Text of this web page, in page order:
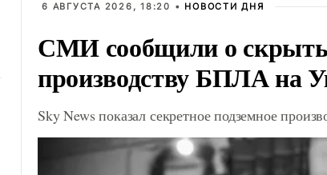
6 АВГУСТА 2026, 18:20 • НОВОСТИ ДНЯ
СМИ сообщили о
производству БПЛА на
Sky News показал секретное подземное